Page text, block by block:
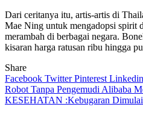
Dari ceritanya itu, artis-artis di
Mae Ning untuk mengadopsi spirit
merambah di berbagai negara.
kisaran harga ratusan ribu hingga
Share
Facebook TwitterPinterest Linkedin
Navigasi
pos
Robot Tanpa Pengemudi Alibaba
KESEHATAN :Kebugaran